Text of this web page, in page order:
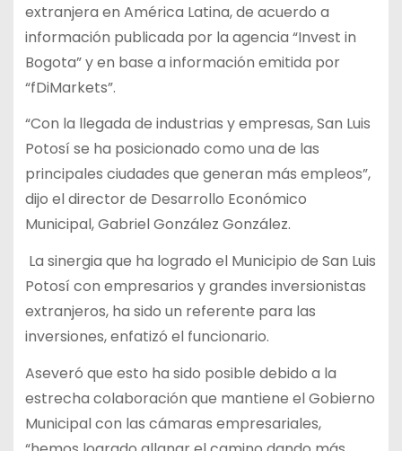
extranjera en América Latina, de acuerdo a
información publicada por la agencia “Invest in
Bogota” y en base a información emitida por
“fDiMarkets”.
“Con la llegada de industrias y empresas, San Luis
Potosí se ha posicionado como una de las
principales ciudades que generan más empleos”,
dijo el director de Desarrollo Económico
Municipal, Gabriel González González.
La sinergia que ha logrado el Municipio de San Luis
Potosí con empresarios y grandes inversionistas
extranjeros, ha sido un referente para las
inversiones, enfatizó el funcionario.
Aseveró que esto ha sido posible debido a la
estrecha colaboración que mantiene el Gobierno
Municipal con las cámaras empresariales,